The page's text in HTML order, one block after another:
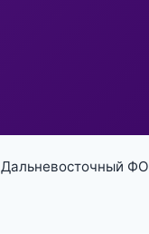
Дальневосточный ФО